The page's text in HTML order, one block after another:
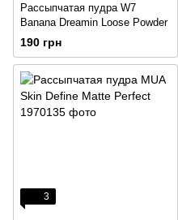
Рассыпчатая пудра W7
Banana Dreamin Loose Powder
190 грн
3